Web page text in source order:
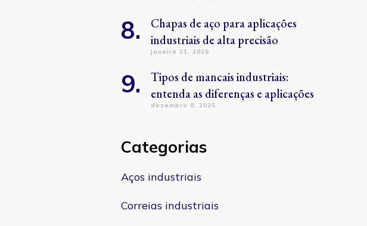
Chapas de aço para aplicações
industriais de alta precisão
janeiro 21, 2026
Tipos de mancais industriais:
entenda as diferenças e aplicações
dezembro 8, 2025
Categorias
Aços industriais
Correias industriais